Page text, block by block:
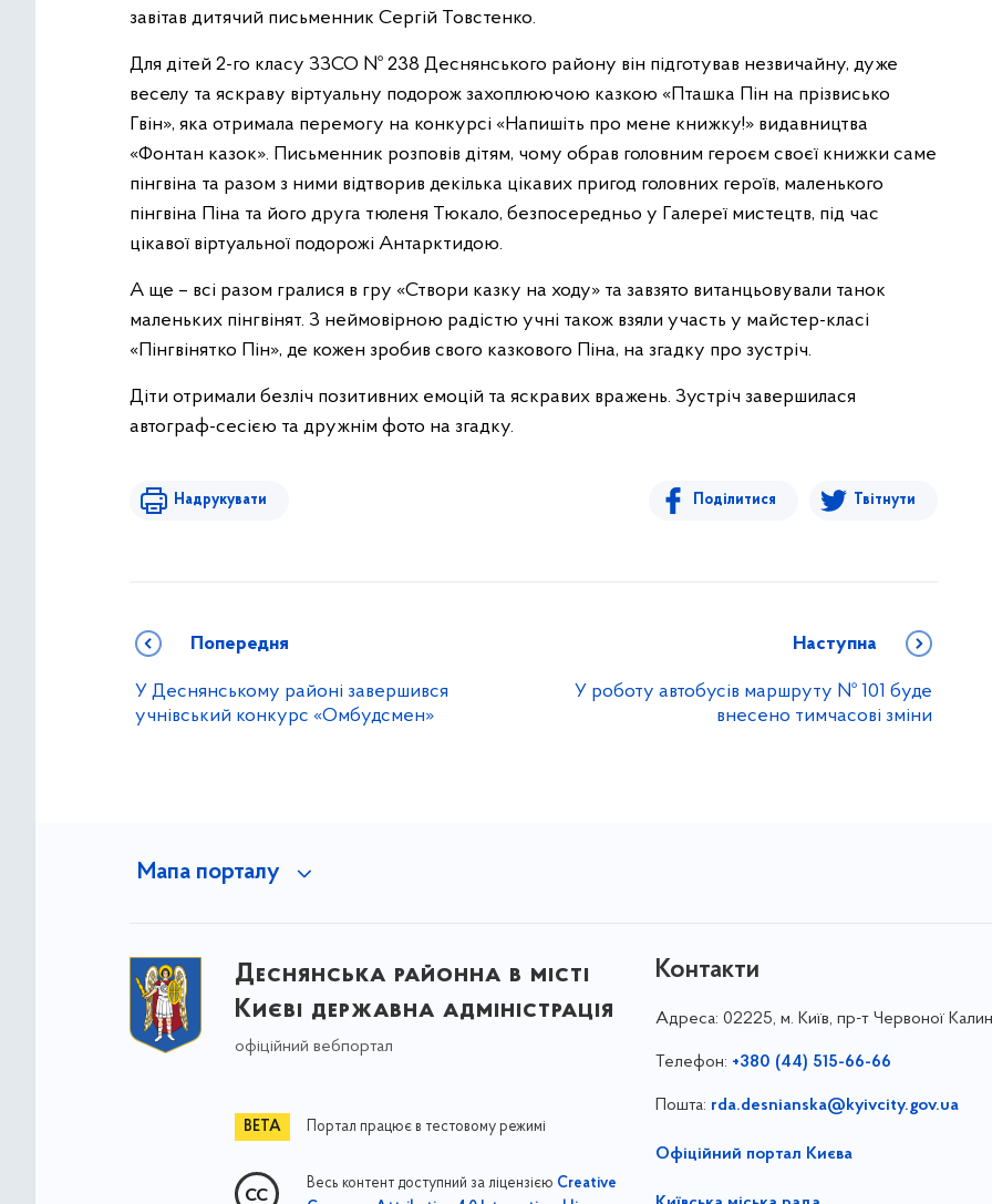
завітав дитячий письменник Сергій Товстенко.
Для дітей 2-го класу ЗЗСО № 238 Деснянського району він підготував незвичайну, дуже
веселу та яскраву віртуальну подорож захоплюючою казкою «Пташка Пін на прізвисько
Гвін», яка отримала перемогу на конкурсі «Напишіть про мене книжку!» видавництва
«Фонтан казок». Письменник розповів дітям, чому обрав головним героєм своєї книжки саме
пінгвіна та разом з ними відтворив декілька цікавих пригод головних героїв, маленького
пінгвіна Піна та його друга тюленя Тюкало, безпосередньо у Галереї мистецтв, під час
цікавої віртуальної подорожі Антарктидою.
А ще – всі разом гралися в гру «Створи казку на ходу» та завзято витанцьовували танок
маленьких пінгвінят. З неймовірною радістю учні також взяли участь у майстер-класі
«Пінгвінятко Пін», де кожен зробив свого казкового Піна, на згадку про зустріч.
Діти отримали безліч позитивних емоцій та яскравих вражень. Зустріч завершилася
автограф-сесією та дружнім фото на згадку.
Надрукувати Поділитися Твітнути
Попередня
У Деснянському районі завершився
учнівський конкурс «Омбудсмен»
Наступна
У роботу автобусів маршруту № 101 буде
внесено тимчасові зміни
Мапа порталу
Деснянська районна в місті
Києві державна адміністрація
офіційний вебпортал
Портал працює в тестовому режимі
Весь контент доступний за ліцензією Creative
Контакти
Адреса: 02225, м. Київ, пр-т Червоної
Телефон: +380 (44) 515-66-66
Пошта: rda.desnianska@kyivcity.gov.ua
Офіційний портал Києва